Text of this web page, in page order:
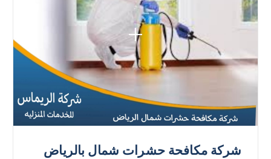
شركة مكافحة حشرات شمال بالرياض